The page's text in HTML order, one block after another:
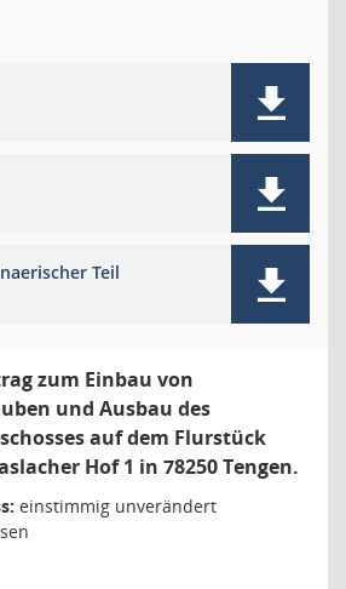
Teil
zum Einbau von
und Ausbau des
auf dem Flurstück
Hof 1 in 78250 Tengen.
einstimmig unverändert